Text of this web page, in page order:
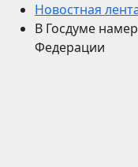
Новостная
В Госдуме
Федерации